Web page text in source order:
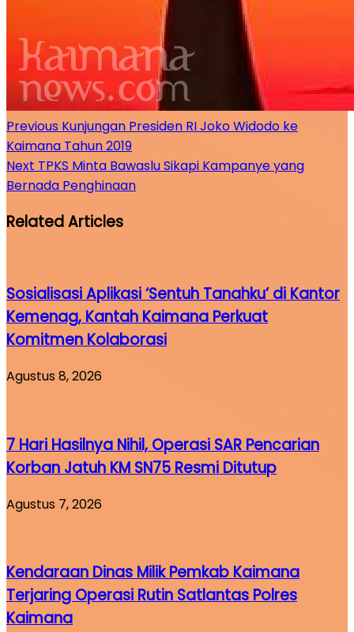
Previous Kunjungan Presiden RI Joko Widodo ke
Kaimana Tahun 2019
Next TPKS Minta Bawaslu Sikapi Kampanye yang
Bernada Penghinaan
Related Articles
Sosialisasi Aplikasi ‘Sentuh Tanahku’ di Kantor
Kemenag, Kantah Kaimana Perkuat
Komitmen Kolaborasi
Agustus 8, 2026
7 Hari Hasilnya Nihil, Operasi SAR Pencarian
Korban Jatuh KM SN75 Resmi Ditutup
Agustus 7, 2026
Kendaraan Dinas Milik Pemkab Kaimana
Terjaring Operasi Rutin Satlantas Polres
Kaimana